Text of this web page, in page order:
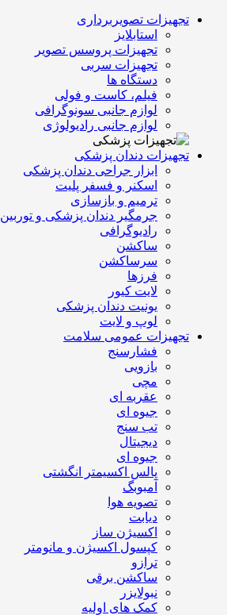
تجهیزات تصویربرداری
استابلایز
تجهیزات پروسس تصویر
تجهیزات سربی
دستگاه ها
فیلم، کاست و فولی
لوازم جانبی سونوگرافی
لوازم جانبی رادیولوژی
تجهیزات دندان پزشکی
ابزار جراحی دندان پزشکی
اسکنر و فسفر پلیت
ترمیم و بازسازی
جرمگیر دندان پزشکی و توربین
رادیوگرافی
ساکشن
سرساکشن
فرزها
لایت کیور
یونیت دندان پزشکی
لوپ و لایت
تجهیزات عمومی سلامت
فشارسنج
بازویی
مچی
عقربه ای
جیوه ای
تب سنج
دیجیتال
جیوه ای
پالس اکسیمتر انگشتی
آمبوبگ
تصویه هوا
دیابت
اکسیژن ساز
کپسول اکسیژن و مانومتر
ترازو
ساکشن برقی
نبولایزر
کمک های اولیه